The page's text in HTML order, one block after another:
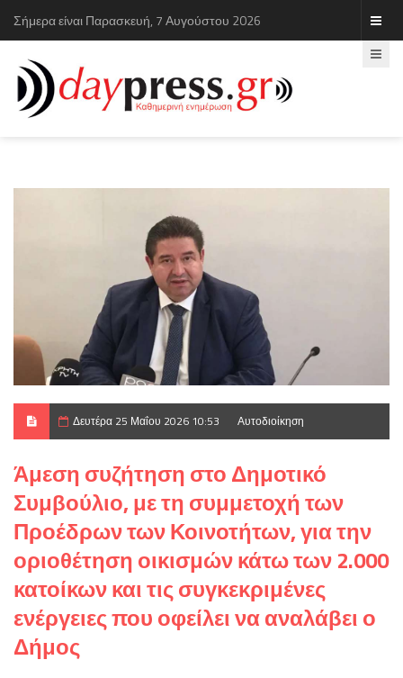
Σήμερα είναι Παρασκευή, 7 Αυγούστου 2026
Δευτέρα 25 Μαΐου 2026 10:53 Αυτοδιοίκηση
Άμεση συζήτηση στο Δημοτικό
Συμβούλιο, με τη συμμετοχή των
Προέδρων των Κοινοτήτων, για την
οριοθέτηση οικισμών κάτω των 2.000
κατοίκων και τις συγκεκριμένες
ενέργειες που οφείλει να αναλάβει ο
Δήμος